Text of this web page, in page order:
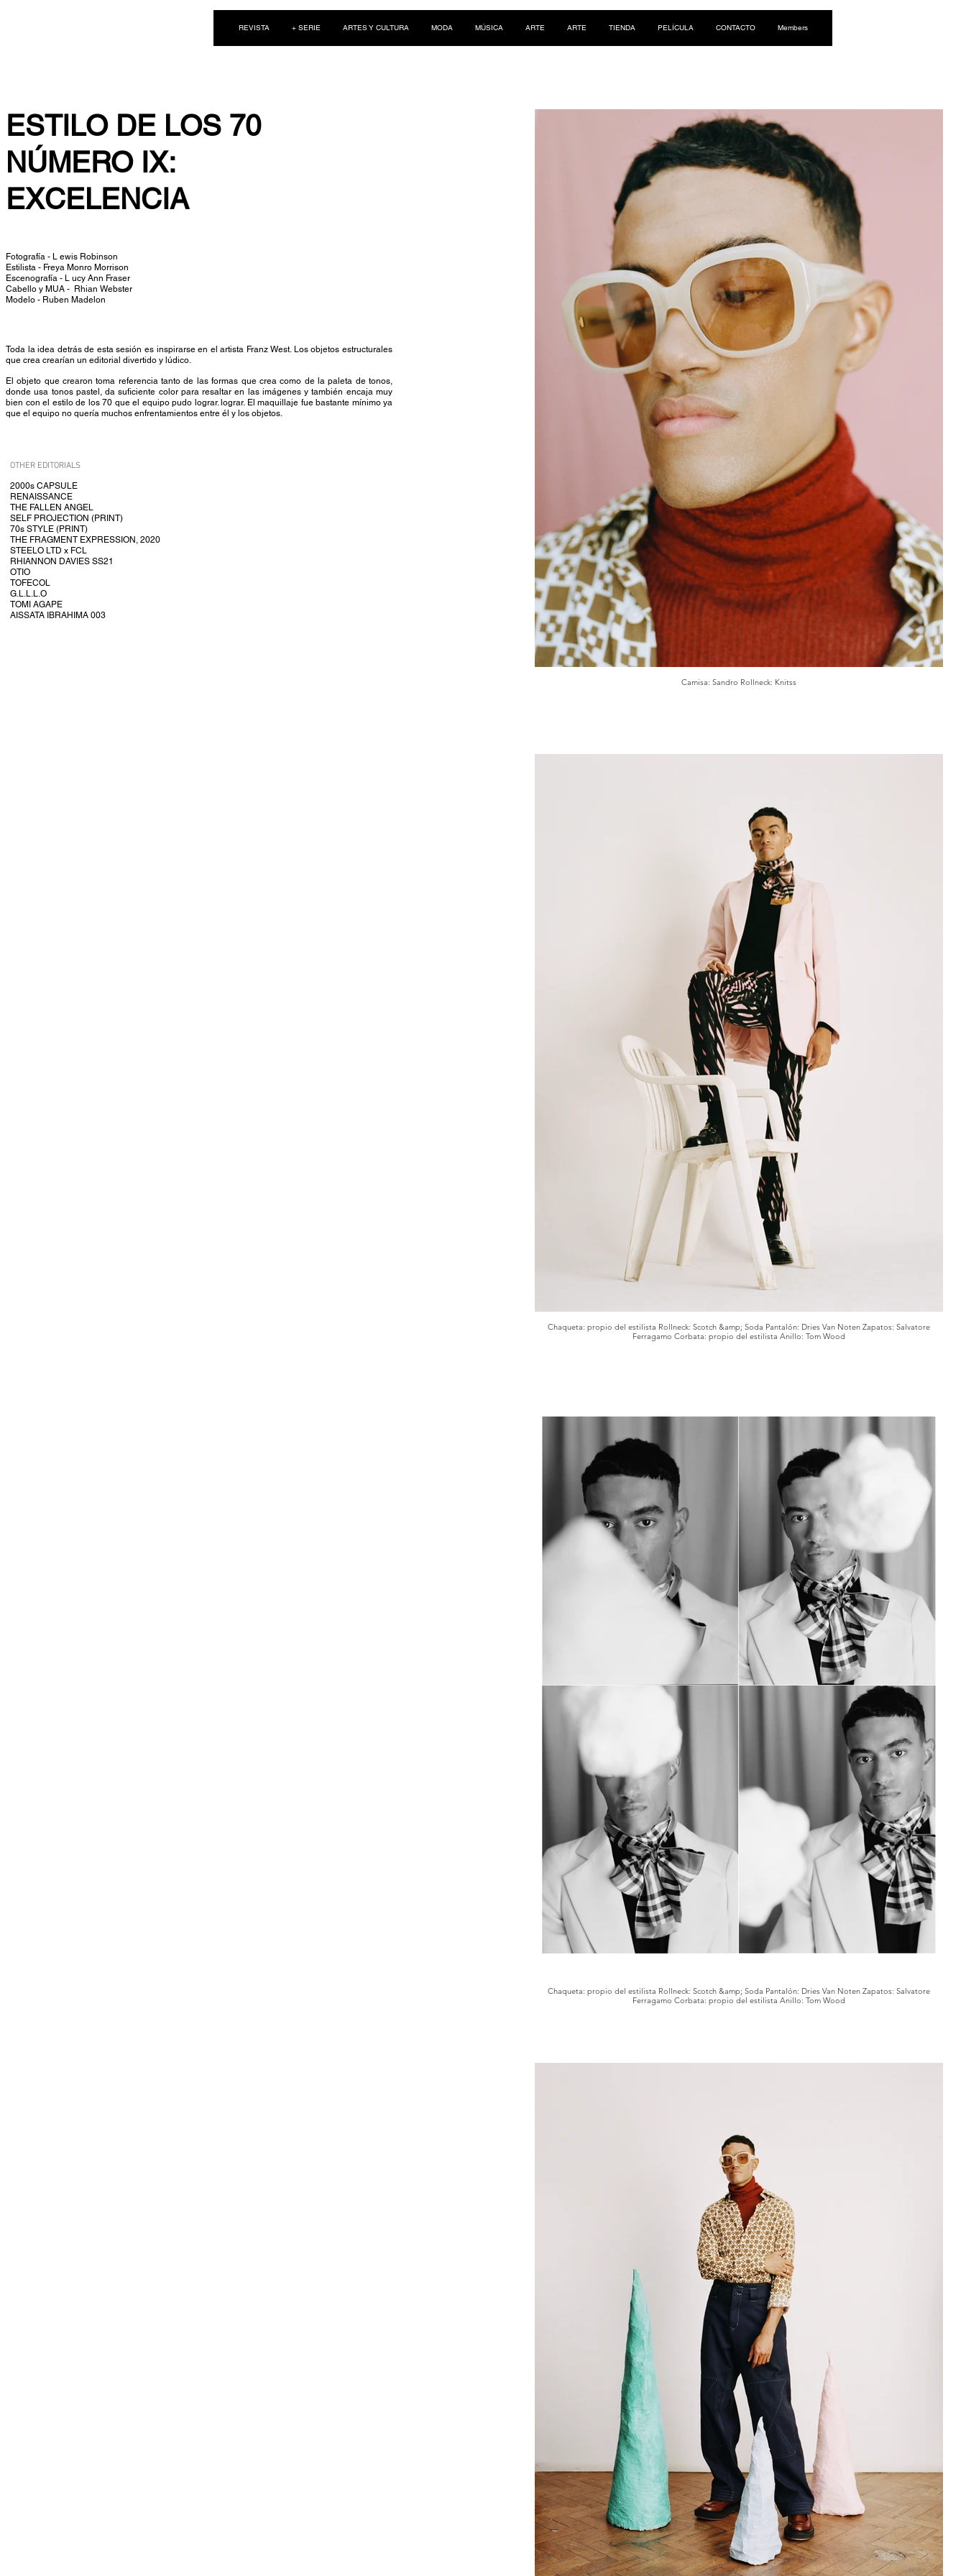
REVISTA + SERIE ARTES Y CULTURA MODA MÚSICA ARTE ARTE TIENDA PELÍCULA CONTACTO Members
ESTILO DE LOS 70
NÚMERO IX:
EXCELENCIA
Fotografía - L ewis Robinson
Estilista - Freya Monro Morrison
Escenografía - L ucy Ann Fraser
Cabello y MUA - Rhian Webster
Modelo - Ruben Madelon
Toda la idea detrás de esta sesión es inspirarse en el artista Franz West. Los objetos estructurales
que crea crearían un editorial divertido y lúdico.
El objeto que crearon toma referencia tanto de las formas que crea como de la paleta de tonos,
donde usa tonos pastel, da suficiente color para resaltar en las imágenes y también encaja muy
bien con el estilo de los 70 que el equipo pudo lograr. lograr. El maquillaje fue bastante mínimo ya
que el equipo no quería muchos enfrentamientos entre él y los objetos.
OTHER EDITORIALS
2000s CAPSULE
RENAISSANCE
THE FALLEN ANGEL
SELF PROJECTION (PRINT)
70s STYLE (PRINT)
THE FRAGMENT EXPRESSION, 2020
STEELO LTD x FCL
RHIANNON DAVIES SS21
OTIO
TOFECOL
G.L.L.L.O
TOMI AGAPE
AISSATA IBRAHIMA 003
Camisa: Sandro Rollneck: Knitss
Chaqueta: propio del estilista Rollneck: Scotch &amp; Soda Pantalón: Dries Van Noten Zapatos: Salvatore
Ferragamo Corbata: propio del estilista Anillo: Tom Wood
Chaqueta: propio del estilista Rollneck: Scotch &amp; Soda Pantalón: Dries Van Noten Zapatos: Salvatore
Ferragamo Corbata: propio del estilista Anillo: Tom Wood